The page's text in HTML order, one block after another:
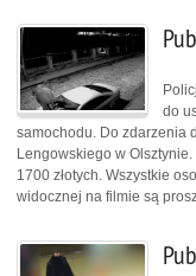
do
samochodu. Do zdarzenia
Lengowskiego w
1700 złotych. Wszystkie
widocznej na filmie są